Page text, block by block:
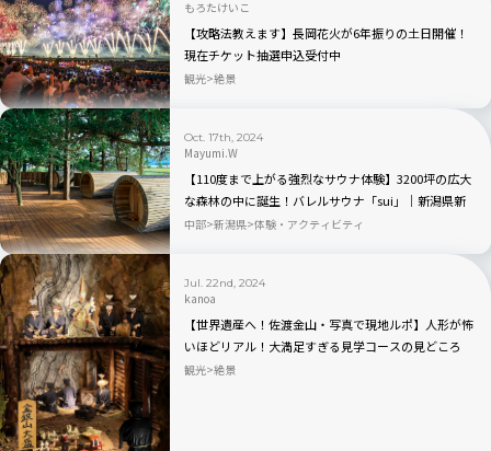
もろたけいこ
【攻略法教えます】長岡花火が6年振りの土日開催！
現在チケット抽選申込受付中
観光 絶景
Oct. 17th, 2024
Mayumi.W
【110度まで上がる強烈なサウナ体験】3200坪の広大
な森林の中に誕生！バレルサウナ「sui」｜新潟県新
発田市
中部 新潟県 体験・アクティビティ
Jul. 22nd, 2024
kanoa
【世界遺産へ！佐渡金山・写真で現地ルポ】人形が怖
いほどリアル！大満足すぎる見学コースの見どころ
は？
観光 絶景